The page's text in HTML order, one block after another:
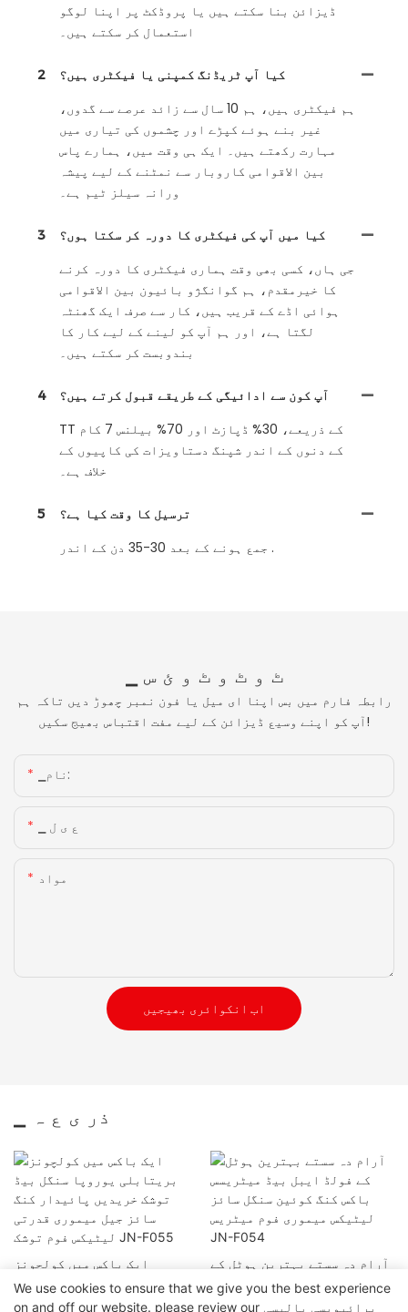
ڈیزائن بنا سکتے ہیں یا پروڈکٹ پر اپنا لوگو
استعمال کر سکتے ہیں۔
2 کیا آپ ٹریڈنگ کمپنی یا فیکٹری ہیں؟
ہم فیکٹری ہیں، ہم 10 سال سے زائد عرصے سے گدوں،
غیر بنے ہوئے کپڑے اور چشموں کی تیاری میں
مہارت رکھتے ہیں۔ ایک ہی وقت میں، ہمارے پاس
بین الاقوامی کاروبار سے نمٹنے کے لیے پیشہ
ورانہ سیلز ٹیم ہے۔
3 کیا میں آپ کی فیکٹری کا دورہ کر سکتا ہوں؟
جی ہاں، کسی بھی وقت ہماری فیکٹری کا دورہ کرنے
کا خیرمقدم، ہم گوانگژو بائیون بین الاقوامی
ہوائی اڈے کے قریب ہیں، کار سے صرف ایک گھنٹہ
لگتا ہے، اور ہم آپ کو لینے کے لیے کار کا
بندوبست کر سکتے ہیں۔
4 آپ کون سے ادائیگی کے طریقے قبول کرتے ہیں؟
TT کے ذریعے، 30% ڈپازٹ اور 70% بیلنس 7 کام
کے دنوں کے اندر شپنگ دستاویزات کی کاپیوں کے
خلاف ہے۔
5 ترسیل کا وقت کیا ہے؟
جمع ہونے کے بعد 30-35 دن کے اندر .
▁ ٹ و ٹ و ٹ و ئ س
رابطہ فارم میں بس اپنا ای میل یا فون نمبر چھوڑ دیں تاکہ ہم
آپ کو اپنے وسیع ڈیزائن کے لیے مفت اقتباس بھیج سکیں!
▁نام:
▁ ع ی ل
مواد
اب انکوائری بھیجیں
▁ ذر ی ع ہ
ایک باکس میں کولچونز
بریتابلی یوروپا سنگل بیڈ
توشک خریدیں پائیدار کنگ
آرام دہ سستے بہترین ہوٹل کے
فولڈ ایبل بیڈ میٹریسس باکس
کنگ کوئین سنگل سائز لیٹیکس
We use cookies to ensure that we give you the best experience
on and off our website. please review our پرائیویسی پالیسی